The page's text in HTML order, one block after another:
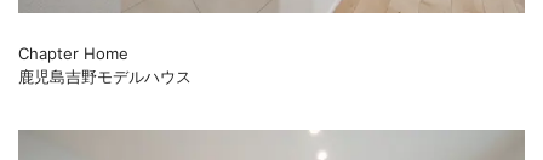
Chapter Home
鹿児島吉野モデルハウス